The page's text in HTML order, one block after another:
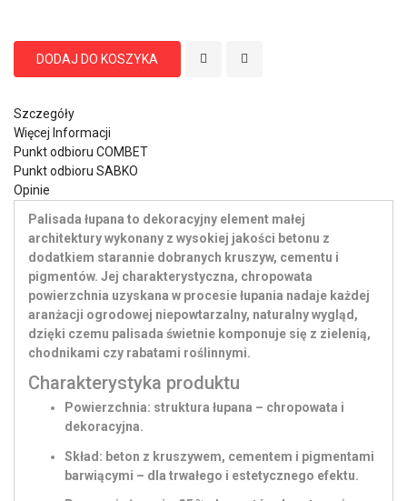
DODAJ DO KOSZYKA
Szczegóły
Więcej Informacji
Punkt odbioru COMBET
Punkt odbioru SABKO
Opinie
Palisada łupana to dekoracyjny element małej
architektury wykonany z wysokiej jakości betonu z
dodatkiem starannie dobranych kruszyw, cementu i
pigmentów. Jej charakterystyczna, chropowata
powierzchnia uzyskana w procesie łupania nadaje każdej
aranżacji ogrodowej niepowtarzalny, naturalny wygląd,
dzięki czemu palisada świetnie komponuje się z zielenią,
chodnikami czy rabatami roślinnymi.
Charakterystyka produktu
Powierzchnia: struktura łupana – chropowata i
dekoracyjna.
Skład: beton z kruszywem, cementem i pigmentami
barwiącymi – dla trwałego i estetycznego efektu.